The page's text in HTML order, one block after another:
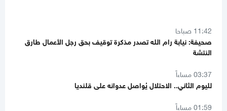
صحيفة: نيابة رام الله تصدر مذكرة توقيف بحق رجل الأعمال طارق
النتشة
لليوم الثاني.. الاحتلال يُواصل عدوانه على قلنديا
01:59 مساءاً
8 دول عربية وإسلامية تصدر بيانا مشتركا بشأن غزة